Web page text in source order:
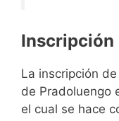
Inscripción
La inscripción
de Pradoluengo
el cual se hace